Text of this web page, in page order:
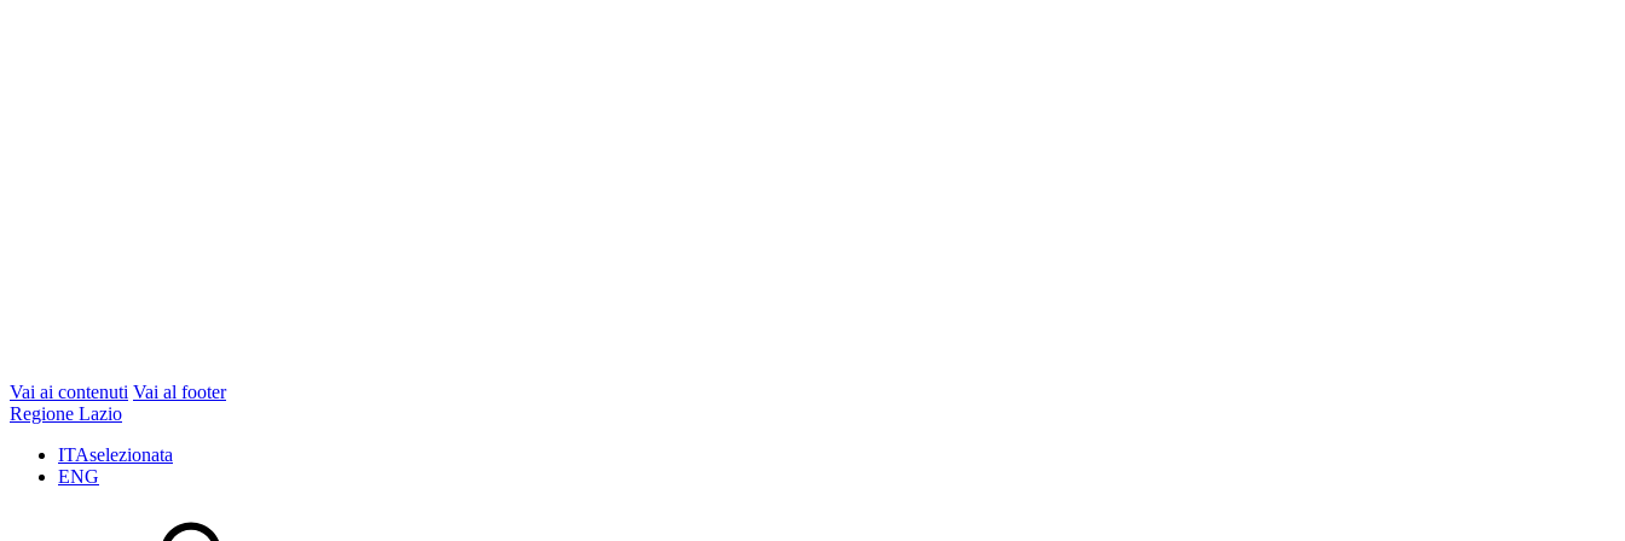
Vai ai contenuti Vai al footer
Regione Lazio
ITAselezionata
ENG